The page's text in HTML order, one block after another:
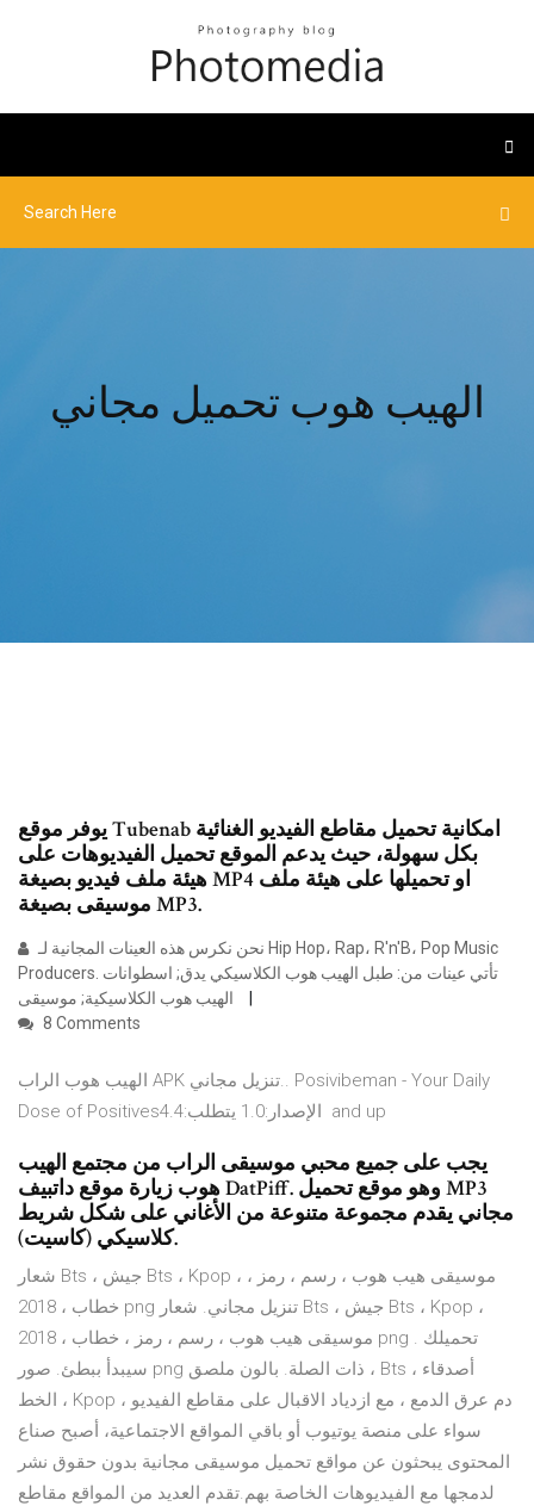
الهيب هوب تحميل مجاني
يوفر موقع Tubenab امكانية تحميل مقاطع الفيديو الغنائية
بكل سهولة، حيث يدعم الموقع تحميل الفيديوهات على
هيئة ملف فيديو بصيغة MP4 او تحميلها على هيئة ملف
موسيقى بصيغة MP3.
Producers. تأتي عينات من: طبل الهيب هوب الكلاسيكي يدق; اسطوانات
8 Comments
الهيب هوب الراب APK تنزيل مجاني.. Posivibeman - Your Daily
Dose of Positives‏ الإصدار:1.0 يتطلب:4.4 and up
يجب على جميع محبي موسيقى الراب من مجتمع الهيب
هوب زيارة موقع داتبيف DatPiff. وهو موقع تحميل MP3
مجاني يقدم مجموعة متنوعة من الأغاني على شكل شريط
كلاسيكي (كاسيت).
شعار Bts ، جيش Bts ، Kpop ، موسيقى هيب هوب ، رسم ، رمز ،
خطاب ، 2018 png تنزيل مجاني. شعار Bts ، جيش Bts ، Kpop ،
موسيقى هيب هوب ، رسم ، رمز ، خطاب ، 2018 png . تحميلك
سيبدأ ببطئ. صور png ذات الصلة. بالون ملصق ، Bts ، أصدقاء
الخط ، Kpop ، دم عرق الدمع ، مع ازدياد الاقبال على مقاطع الفيديو
سواء على منصة يوتيوب أو باقي المواقع الاجتماعية، أصبح صناع
المحتوى يبحثون عن مواقع تحميل موسيقى مجانية بدون حقوق نشر
لدمجها مع الفيديوهات الخاصة بهم.تقدم العديد من المواقع مقاطع